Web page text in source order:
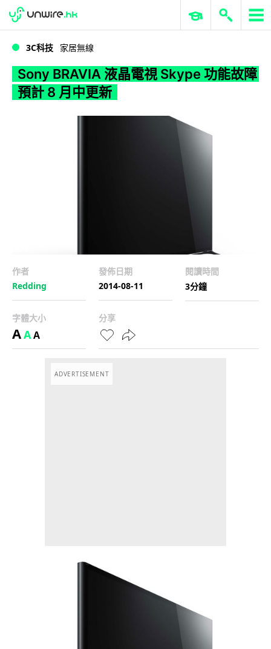
WWDC 2026 ERP 與商業 AI
3C科技 家居無線
Sony BRAVIA 液晶電視 Skype 功能故障
預計 8 月中更新
作者
Redding
發佈日期
2014-08-11
閱讀時間
3分鐘
字體大小
AAA
分享
ADVERTISEMENT